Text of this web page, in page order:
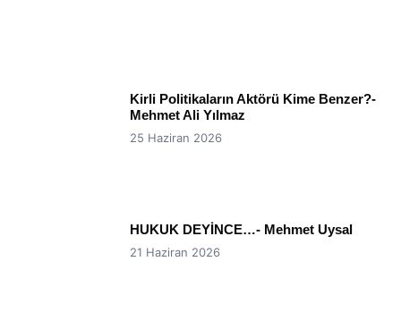
Kirli Politikaların Aktörü Kime Benzer?-
Mehmet Ali Yılmaz
25 Haziran 2026
HUKUK DEYİNCE…- Mehmet Uysal
21 Haziran 2026